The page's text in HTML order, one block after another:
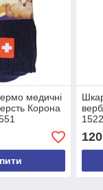
медичні
Корона
120